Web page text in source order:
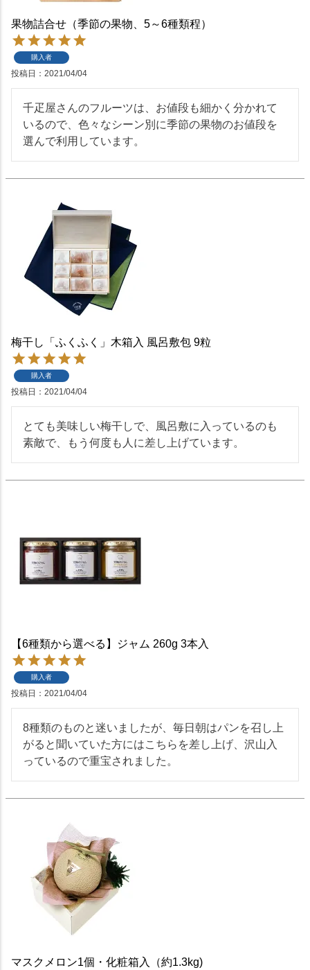
果物詰合せ（季節の果物、5～6種類程）
購入者
投稿日 2021/04/04
千疋屋さんのフルーツは、お値段も細かく分かれて
いるので、色々なシーン別に季節の果物のお値段を
選んで利用しています。
梅干し「ふくふく」木箱入 風呂敷包 9粒
購入者
投稿日 2021/04/04
とても美味しい梅干しで、風呂敷に入っているのも
素敵で、もう何度も人に差し上げています。
【6種類から選べる】ジャム 260g 3本入
購入者
投稿日 2021/04/04
8種類のものと迷いましたが、毎日朝はパンを召し上
がると聞いていた方にはこちらを差し上げ、沢山入
っているので重宝されました。
マスクメロン1個・化粧箱入（約1.3kg)